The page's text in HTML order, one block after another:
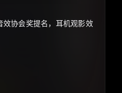
效协会奖提名，耳机观影效